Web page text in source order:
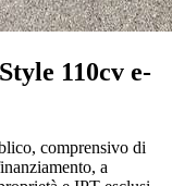
110cv e-
comprensivo di
a